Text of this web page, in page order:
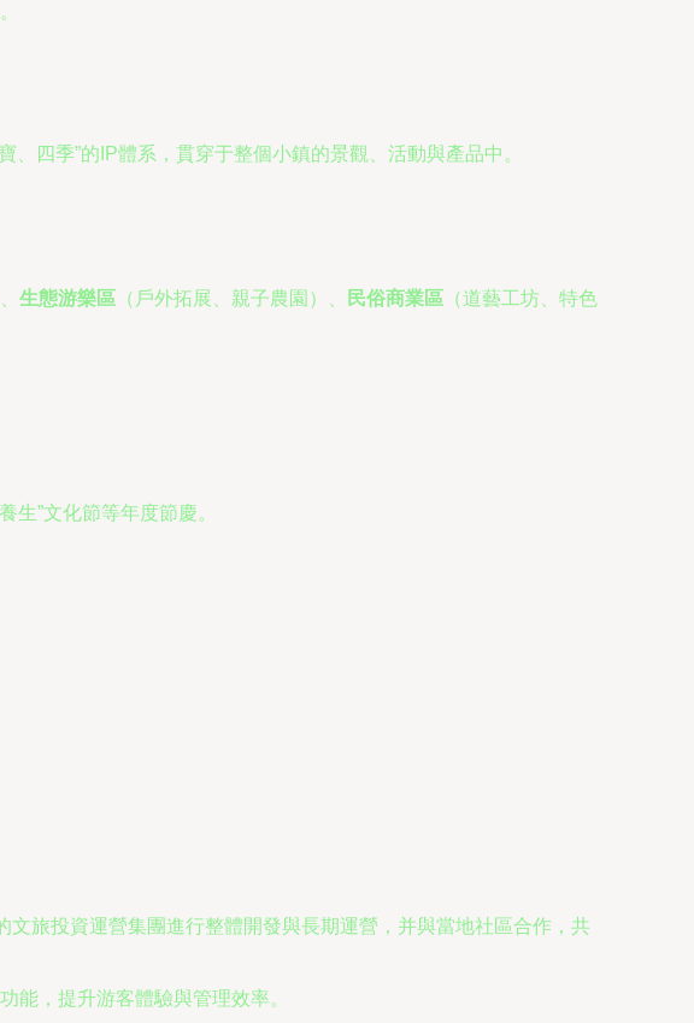
、四季”的IP體系，貫穿于整個小鎮的景觀、活動與產品中。
生態游樂區 （戶外拓展、親子農園）、 民俗商業區 （道藝工坊、特色
生”文化節等年度節慶。
文旅投資運營集團進行整體開發與長期運營，并與當地社區合作，共
能，提升游客體驗與管理效率。